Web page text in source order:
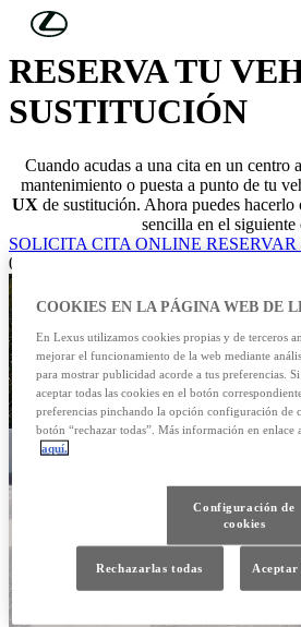
Skip to Main Content
RESERVA TU
SUSTITUCIÓN
Cuando acudas a una cita en un centro
mantenimiento o puesta a punto de tu
UX de sustitución. Ahora puedes hacerlo
sencilla en el siguiente
SOLICITA CITA ONLINE RESERVAR
01
COOKIES EN LA PÁGINA WEB DE
En Lexus utilizamos cookies propias y de terceros
mejorar el funcionamiento de la web mediante
para mostrar publicidad acorde a tus preferencias.
aceptar todas las cookies en el botón
preferencias pinchando la opción configuración de
botón “rechazar todas”. Más información en
aquí.
Configuración de
cookies
Rechazarlas todas Aceptar